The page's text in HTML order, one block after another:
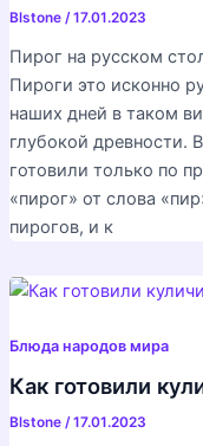
Blstone /17.01.2023
Пирог на русском
Пироги это исконно
наших дней в таком
глубокой древности.
готовили только по
«пирог» от слова
пирогов, и к
Блюда народов мира
Как готовили
Blstone /17.01.2023